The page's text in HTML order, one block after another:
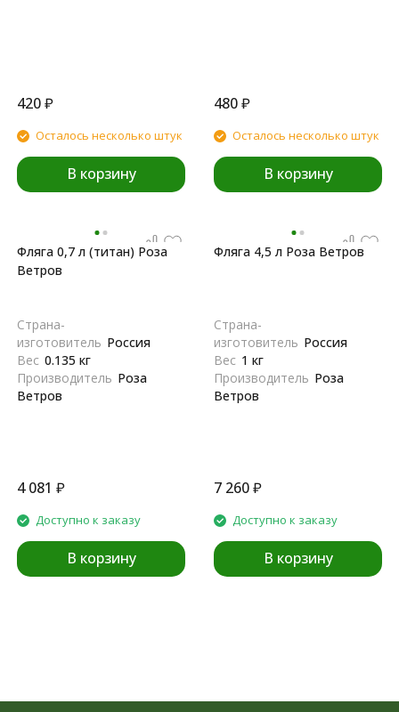
420₽
Осталось несколько штук
В корзину
480₽
Осталось несколько штук
В корзину
Фляга 0,7 л (титан) Роза
Ветров
Страна-
изготовитель Россия
Вес 0.135 кг
Производитель Роза
Ветров
4 081 ₽
Доступно к заказу
В корзину
Фляга 4,5 л Роза Ветров
Страна-
изготовитель Россия
Вес 1 кг
Производитель Роза
Ветров
7 260₽
Доступно к заказу
В корзину